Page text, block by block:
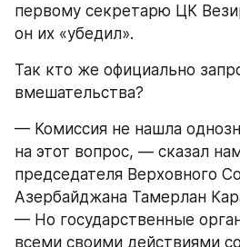
первому секретарю ЦК
он их «убедил».
Так кто же официально
вмешательства?
— Комиссия не нашла
на этот вопрос, — сказал
председателя Верховного
Азербайджана Тамерлан
— Но государственные
всеми своими действиями